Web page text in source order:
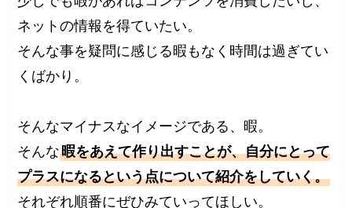
ネットの情報を得ていたい。
そんな事を疑問に感じる暇もなく時間は過ぎてい
くばかり。
そんなマイナスなイメージである、暇。
そんな暇をあえて作り出すことが、自分にとって
プラスになるという点について紹介をしていく。
それぞれ順番にぜひみていってほしい。